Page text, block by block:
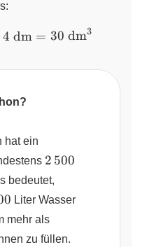
4 dm = 30 dm3
hat ein
2\,500
2 500
bedeutet,
Liter Wasser
mehr als
zu füllen.